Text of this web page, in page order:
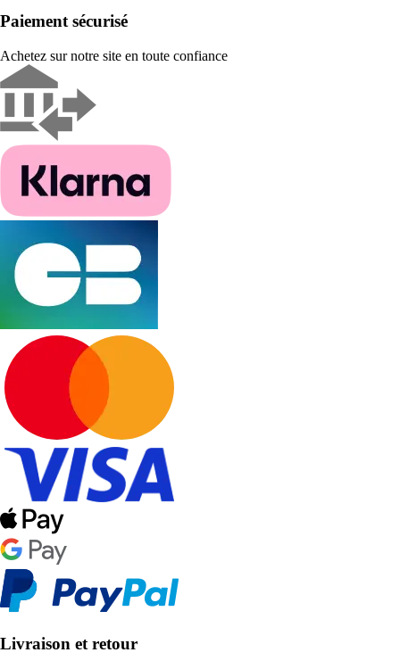
Paiement sécurisé
Achetez sur notre site en toute confiance
Livraison et retour